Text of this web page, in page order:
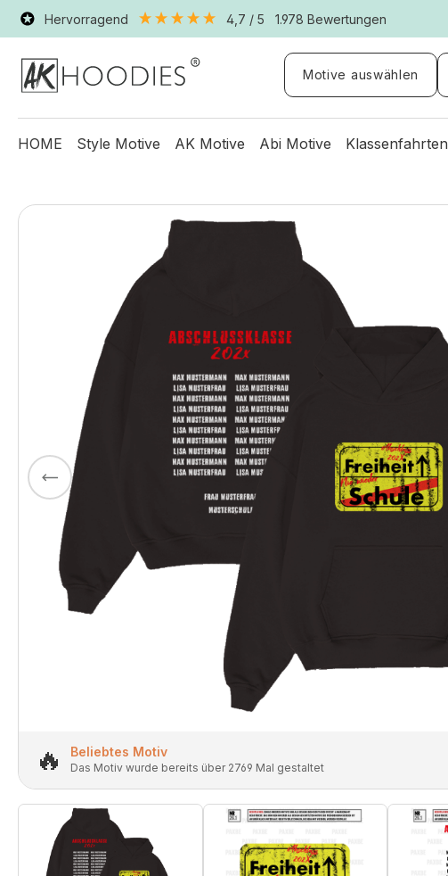
Hervorragend 4,7 / 5 1.978 Bewertungen
Motive auswählen
HOME Style Motive AK Motive Abi Motive Klassenfahrten
🔥 Beliebtes Motiv
Das Motiv wurde bereits über 2769 Mal gestaltet